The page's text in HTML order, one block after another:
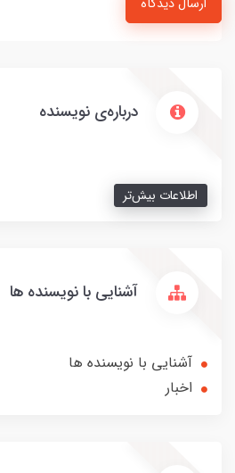
درباره‌ی نویسنده
اطلاعات بیش‌تر
آشنایی با نویسنده ها
آشنایی با نویسنده ها
اخبار